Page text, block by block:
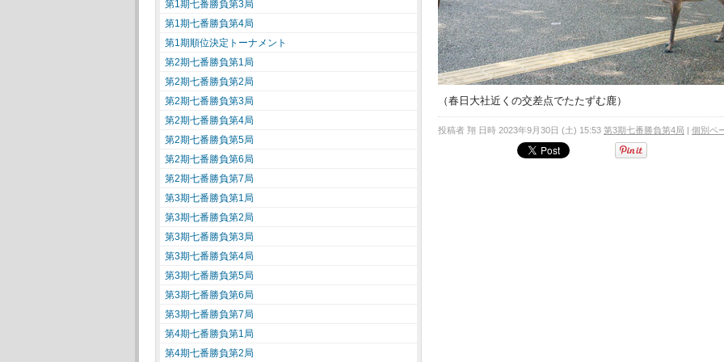
第1期七番勝負第3局
第1期七番勝負第4局
第1期順位決定トーナメント
第2期七番勝負第1局
第2期七番勝負第2局
第2期七番勝負第3局
第2期七番勝負第4局
第2期七番勝負第5局
第2期七番勝負第6局
第2期七番勝負第7局
第3期七番勝負第1局
第3期七番勝負第2局
第3期七番勝負第3局
第3期七番勝負第4局
第3期七番勝負第5局
第3期七番勝負第6局
第3期七番勝負第7局
第4期七番勝負第1局
第4期七番勝負第2局
（春日大社近くの交差点でたたずむ鹿）
投稿者 翔 日時 2023年9月30日 (土) 15:53 第3期七番勝負第4局 | 個別ペ